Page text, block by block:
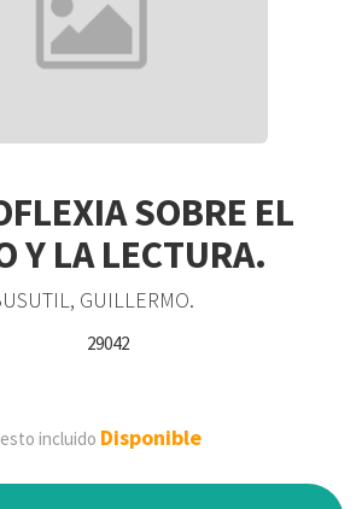
SOBRE EL
Y LA LECTURA.
GUILLERMO.
29042
incluido Disponible